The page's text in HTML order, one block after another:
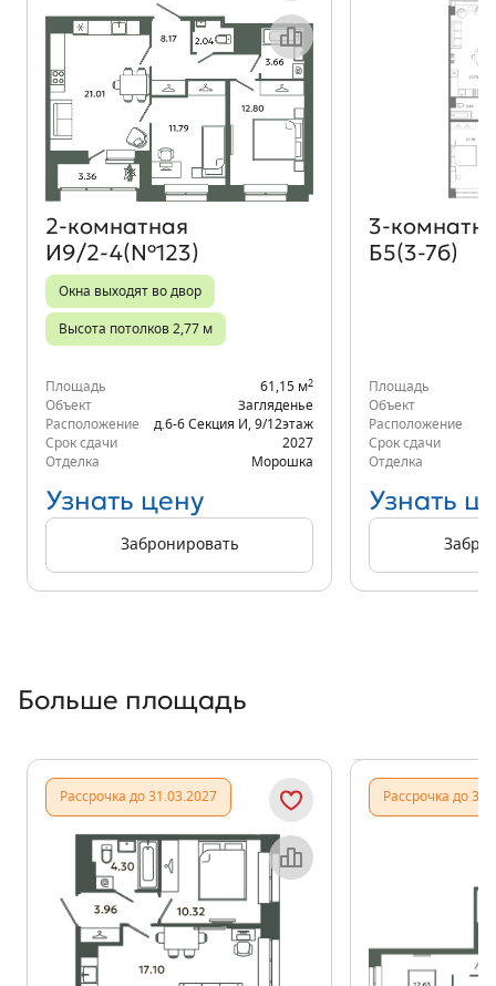
Объект месяца
2‑комнатная
И9/2-4(№123)
Окна выходят во двор
Высота потолков 2,77 м
Площадь 61,15 м2
Объект
Загляденье
Расположение
д.6-6 Секция И 9/12этаж
Срок сдачи
2027
Отделка
Морошка
Узнать цену
Забронировать
Б5(3-7б)
Площадь
Объект
Расположение
Срок сдачи
Отделка
Узнать
Больше площадь
Рассрочка до 31.03.2027
Объект месяца
Рассрочка до